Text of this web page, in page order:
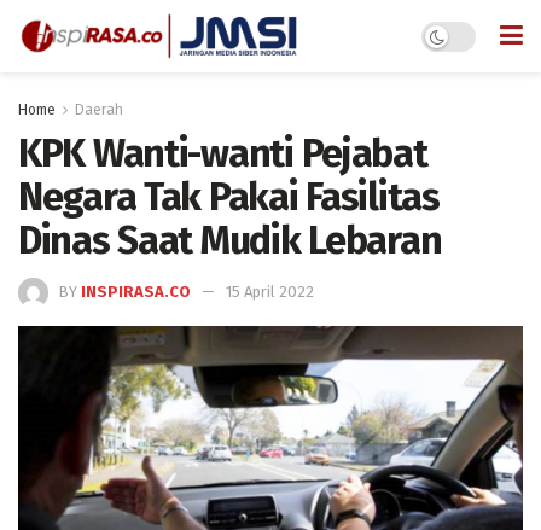
Home Daerah
KPK Wanti-wanti Pejabat
Negara Tak Pakai Fasilitas
Dinas Saat Mudik Lebaran
BY INSPIRASA.CO 15 April 2022